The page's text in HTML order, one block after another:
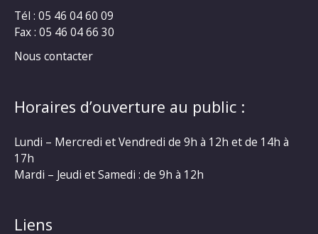
Tél : 05 46 04 60 09
Fax : 05 46 04 66 30
Nous contacter
Horaires d’ouverture au public :
Lundi – Mercredi et Vendredi de 9h à 12h et de 14h à
17h
Mardi – Jeudi et Samedi : de 9h à 12h
Liens